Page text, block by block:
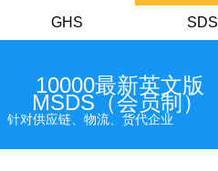
GHS SDS
10000最新英文版
MSDS（会员制）
针对供应链、物流、货代企业